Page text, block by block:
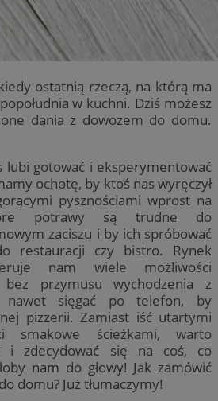
ostatnią rzeczą, na którą ma
w kuchni. Dziś możesz
dania z dowozem do domu.
lubi gotować i eksperymentować
ochotę, by ktoś nas wyręczył
pysznościami wprost na
potrawy są trudne do
zaciszu i by ich spróbować
restauracji czy bistro. Rynek
nam wiele możliwości
bez przymusu wychodzenia z
sięgać po telefon, by
pizzerii. Zamiast iść utartymi
smakowe ścieżkami, warto
i zdecydować się na coś, co
nam do głowy! Jak zamówić
domu? Już tłumaczymy!